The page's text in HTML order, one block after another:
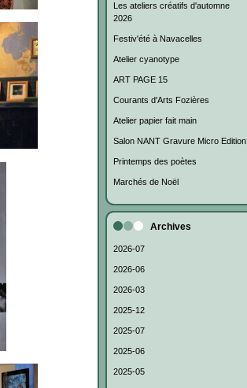
Les ateliers créatifs d'automne
2026
Festiv'été à Navacelles
Atelier cyanotype
ART PAGE 15
Courants d'Arts Fozières
Atelier papier fait main
Salon NANT Gravure Micro Edition
Printemps des poètes
Marchés de Noël
Archives
2026-07
2026-06
2026-03
2025-12
2025-07
2025-06
2025-05